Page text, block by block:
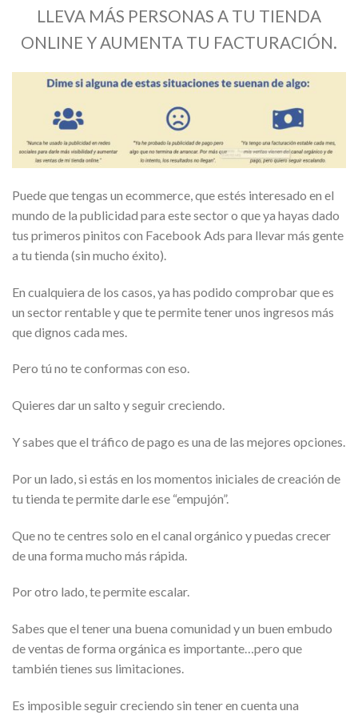
LLEVA MÁS PERSONAS A TU TIENDA
ONLINE Y AUMENTA TU FACTURACIÓN.
Puede que tengas un ecommerce, que estés interesado en el
mundo de la publicidad para este sector o que ya hayas dado
tus primeros pinitos con Facebook Ads para llevar más gente
a tu tienda (sin mucho éxito).
En cualquiera de los casos, ya has podido comprobar que es
un sector rentable y que te permite tener unos ingresos más
que dignos cada mes.
Pero tú no te conformas con eso.
Quieres dar un salto y seguir creciendo.
Y sabes que el tráfico de pago es una de las mejores opciones.
Por un lado, si estás en los momentos iniciales de creación de
tu tienda te permite darle ese “empujón”.
Que no te centres solo en el canal orgánico y puedas crecer
de una forma mucho más rápida.
Por otro lado, te permite escalar.
Sabes que el tener una buena comunidad y un buen embudo
de ventas de forma orgánica es importante…pero que
también tienes sus limitaciones.
Es imposible seguir creciendo sin tener en cuenta una